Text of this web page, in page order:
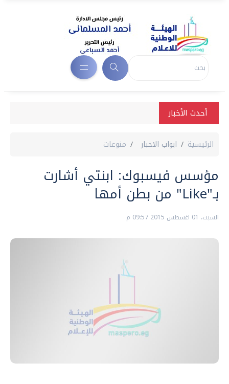
أحدث الأخبار
الرئيسية ابواب الاخبار منوعات
مؤسس فيسبوك: ابنتي أشارت
بـ"Like" من بطن أمها
السبت، 01 اغسطس 2015 09:57 م